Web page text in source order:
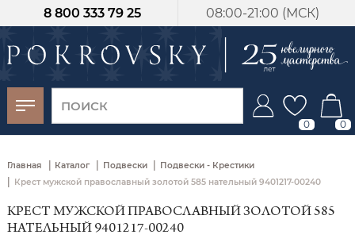
08:00-21:00 (МСК)
8 800 333 79 25
0 0
Главная | Каталог | Подвески | Подвески - Крестики
| Крест мужской православный золотой 585 нательный 9401217-00240
КРЕСТ МУЖСКОЙ ПРАВОСЛАВНЫЙ ЗОЛОТОЙ 585
НАТЕЛЬНЫЙ 9401217-00240
-30%
от 15 дней с
момента оплаты